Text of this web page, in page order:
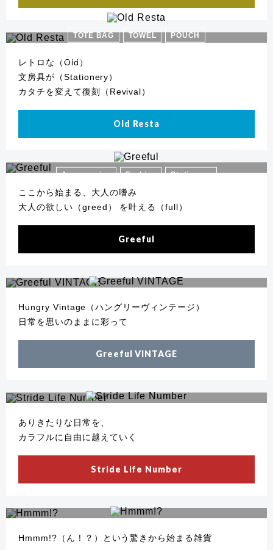
TOTE BAG TOWEL POUCH
レトロな（Old）
文房具が（Stationery）
カタチを変えて復刻（Revival）
Old Resta
Accessories Fashion Stationery
ここから始まる、大人の嗜み
大人の欲しい（greed） を叶える（full）
Greeful
Hungry Vintage（ハングリーヴィンテージ）
日常を思いのままに彩って
Greeful VINTAGE
ありきたりな日常を、
カラフルに自由に越えていく
Stride Life Number
Hmmm!?（ん！？）という驚きから始まる雑貨